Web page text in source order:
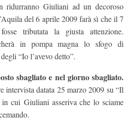
ridurranno Giuliani ad un decoroso
del 6 aprile 2009 farà sì che il 7
tributata la giusta attenzione.
in pompa magna lo sfogo di
“Io l’avevo detto”.
sbagliato e nel giorno sbagliato.
intervista datata 25 marzo 2009 su “Il
cui Giuliani asseriva che lo sciame